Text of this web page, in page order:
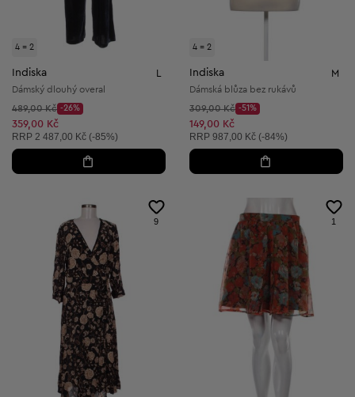
4 = 2
Indiska
Dámský dlouhý overal
Původní cena:
489,00 Kč
Discount Price:
-26%
Snížená cena:
359,00 Kč
Doporučená cena:
RRP 2 487,00 Kč (-85%)
4 = 2
Indiska M
Dámská blůza bez rukávů
Původní cena:
309,00 Kč
Discount Price:
-51%
Snížená cena:
149,00 Kč
Doporučená cena:
RRP 987,00 Kč (-84%)
9 1